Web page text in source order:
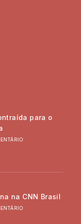
para o
na CNN Brasil